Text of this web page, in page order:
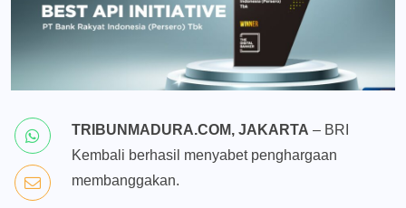
TRIBUNMADURA.COM, JAKARTA – BRI
Kembali berhasil menyabet penghargaan
membanggakan.